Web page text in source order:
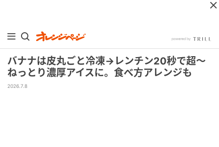
バナナは皮丸ごと冷凍→レンチン20秒で超～
ねっとり濃厚アイスに。食べ方アレンジも
2026.7.8